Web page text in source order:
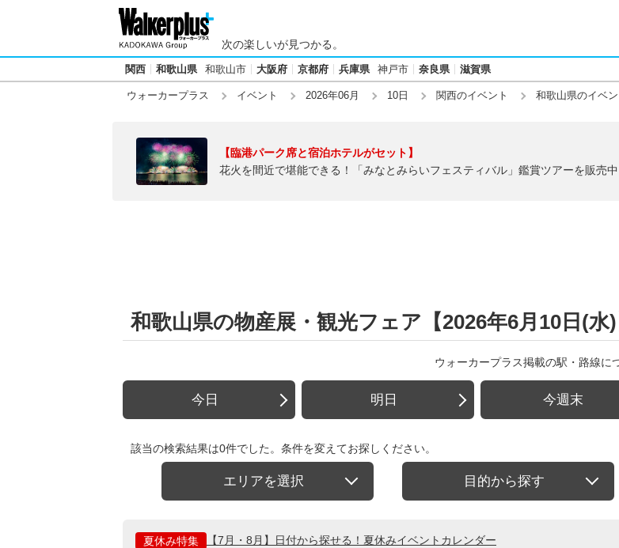
次の楽しいが見つかる。
関西 和歌山県 和歌山市 大阪府 京都府 兵庫県 神戸市 奈良県 滋賀県
ウォーカープラス イベント 2026年06月 10日 関西のイベント 和歌山県のイベン
【臨港パーク席と宿泊ホテルがセット】
花火を間近で堪能できる！「みなとみらいフェスティバル」鑑賞ツアーを販売中
和歌山県の物産展・観光フェア【2026年6月10日(水)
ウォーカープラス掲載の駅・路線に
今日 明日 今週末
該当の検索結果は0件でした。条件を変えてお探しください。
エリアを選択 目的から探す
夏休み特集 【7月・8月】日付から探せる！夏休みイベントカレンダー